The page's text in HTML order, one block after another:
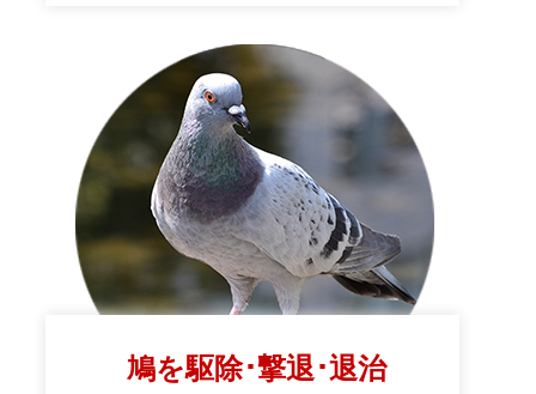
鳩を駆除･撃退･退治